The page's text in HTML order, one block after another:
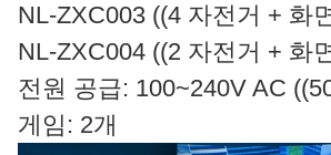
NL-ZXC003 ((4 자전거 + 화
NL-ZXC004 ((2 자전거 + 화
전원 공급: 100~240V AC
게임: 2개